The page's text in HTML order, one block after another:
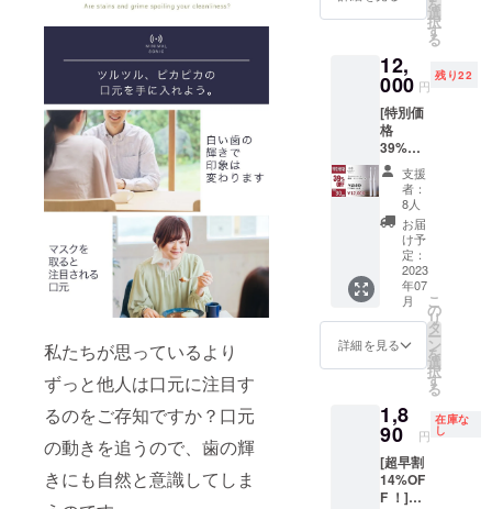
私たちが思っているより
ずっと他人は口元に注目す
るのをご存知ですか？口元
の動きを追うので、歯の輝
きにも自然と意識してしま
造工程
上の都
合等に
より出
荷時期
が遅れ
る場合
があり
ます。
※税込、
送料込
みの価
格で
す。
33%OF
F］ ・
個 ・交
換式ブ
ラシ
ヘッド
×2個 ・
充電
ケーブ
ル×1個
（箱サ
イズ：
220mm
×50mm
×20mm
） ※デ
ザイ
ン・仕
様は変
ざいま
す。ご
了承く
ださ
い。 ※
ご注文
選
択
す
る
12,
000 円
残り22
[特別価
格
39%OF
F ！]
（限定
30個）
・ミニ
マルソ
ニック×
２セッ
ト ・
12,000
円 ［
19,800
円の
39%OF
本体×2
個 ・交
換式ブ
ラシ
ヘッド
×4個 ・
支援
者：
8人
お届
け予
定：
2023
年07
月
詳細を見る
こ
の
リ
タ
ー
ン
を
選
択
す
る
1,8
90 円
在庫な
し
[超早割
14%OF
F ！]